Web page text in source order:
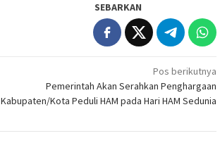
SEBARKAN
Pos berikutnya
Pemerintah Akan Serahkan Penghargaan
Kabupaten/Kota Peduli HAM pada Hari HAM Sedunia